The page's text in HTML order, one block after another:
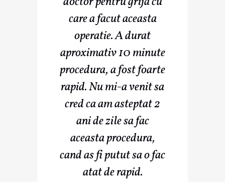
care a facut aceasta
operatie. A durat
aproximativ 10 minute
procedura, a fost foarte
rapid. Nu mi-a venit sa
cred ca am asteptat 2
ani de zile sa fac
aceasta procedura,
cand as fi putut sa o fac
atat de rapid.